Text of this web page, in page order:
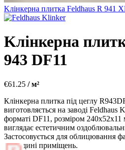
Kлінкерна плитка Feldhaus R 941
Kлінкерна
943 DF11
€61.25 / м²
Клінкерна плитка під цеглу
виготовляється на заводі
форматі DF11, розміром
виглядає естетичним
Застосовується для облицювання
усередині приміщень.